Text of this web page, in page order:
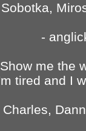
-
Show me the
tired and I